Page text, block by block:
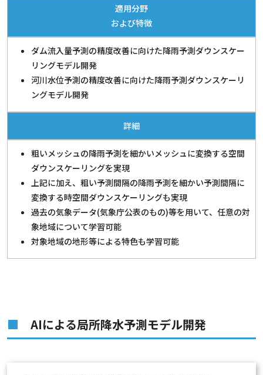
適用分野
および特徴
ダム流入量予測の精度改善に向けた降雨予測ダウンスケー
リングモデル開発
河川水位予測の精度改善に向けた降雨予測ダウンスケーリ
ングモデル開発
詳細
粗いメッシュの降雨予測を細かいメッシュに変換する空間
ダウンスケーリングを実現
上記に加え、粗い予測間隔の降雨予測を細かい予測間隔に
変換する時空間ダウンスケーリングも実現
過去の気象データ(気象庁公表のもの)等を用いて、任意の対
象地域について学習可能
対象地域の地形等による特色も学習可能
AIによる局所降水予測モデル開発